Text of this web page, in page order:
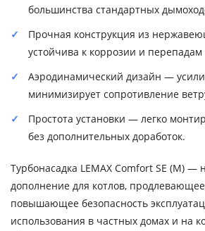
большинства стандартных
Прочная конструкция из
устойчива к коррозии и перепадам
Аэродинамический дизайн —
минимизирует сопротивление
Простота установки — легко
без дополнительных доработок.
Турбонасадка LEMAX Comfort SE (M) —
дополнение для котлов,
повышающее безопасность
использования в частных домах и на